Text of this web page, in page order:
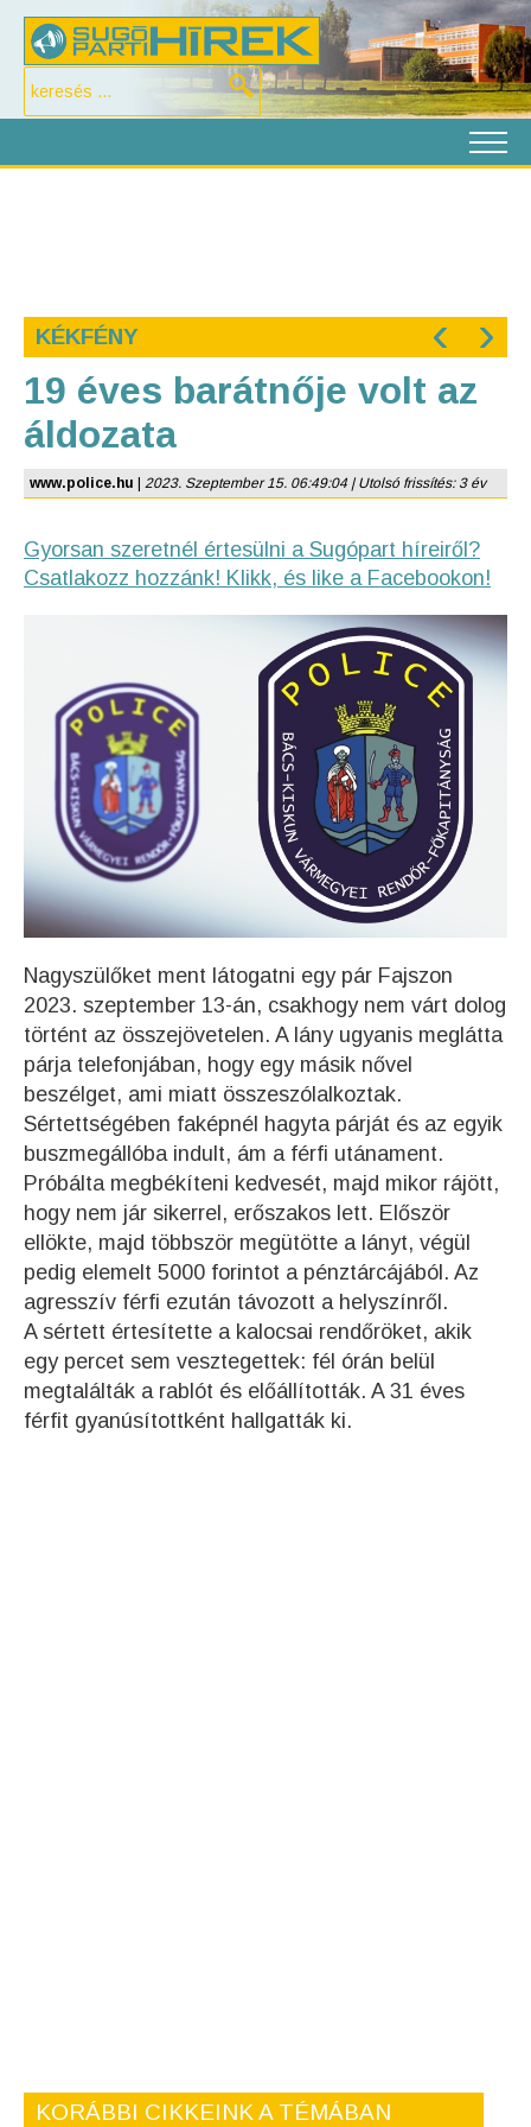
KÉKFÉNY ‹ ›
19 éves barátnője volt az
áldozata
www.police.hu 2023. Szeptember 15. 06:49:04 | Utolsó frissítés: 3 év
Gyorsan szeretnél értesülni a Sugópart híreiről?
Csatlakozz hozzánk! Klikk, és like a Facebookon!
Nagyszülőket ment látogatni egy pár Fajszon
2023. szeptember 13-án, csakhogy nem várt dolog
történt az összejövetelen. A lány ugyanis meglátta
párja telefonjában, hogy egy másik nővel
beszélget, ami miatt összeszólalkoztak.
Sértettségében faképnél hagyta párját és az egyik
buszmegállóba indult, ám a férfi utánament.
Próbálta megbékíteni kedvesét, majd mikor rájött,
hogy nem jár sikerrel, erőszakos lett. Először
ellökte, majd többször megütötte a lányt, végül
pedig elemelt 5000 forintot a pénztárcájából. Az
agresszív férfi ezután távozott a helyszínről.
A sértett értesítette a kalocsai rendőröket, akik
egy percet sem vesztegettek: fél órán belül
megtalálták a rablót és előállították. A 31 éves
férfit gyanúsítottként hallgatták ki.
KORÁBBI CIKKEINK A TÉMÁBAN